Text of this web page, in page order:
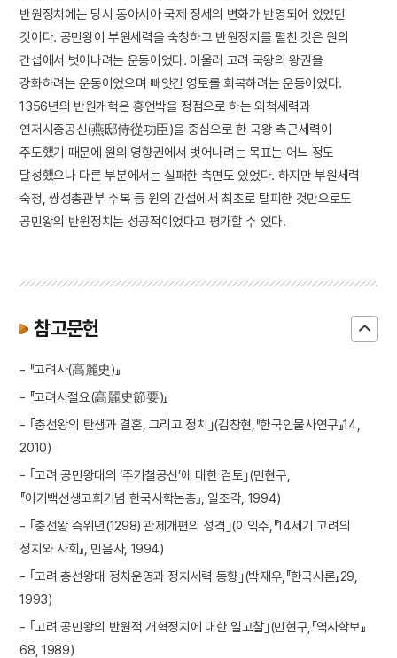
반원정치에는 당시 동아시아 국제 정세의 변화가 반영되어 있었던
것이다. 공민왕이 부원세력을 숙청하고 반원정치를 펼친 것은 원의
간섭에서 벗어나려는 운동이었다. 아울러 고려 국왕의 왕권을
강화하려는 운동이었으며 빼앗긴 영토를 회복하려는 운동이었다.
1356년의 반원개혁은 홍언박을 정점으로 하는 외척세력과
연저시종공신(燕邸侍從功臣)을 중심으로 한 국왕 측근세력이
주도했기 때문에 원의 영향권에서 벗어나려는 목표는 어느 정도
달성했으나 다른 부분에서는 실패한 측면도 있었다. 하지만 부원세력
숙청, 쌍성총관부 수복 등 원의 간섭에서 최초로 탈피한 것만으로도
공민왕의 반원정치는 성공적이었다고 평가할 수 있다.
참고문헌
- 『고려사(高麗史)』
- 『고려사절요(高麗史節要)』
- ｢충선왕의 탄생과 결혼, 그리고 정치｣(김창현,『한국인물사연구』14,
2010)
- ｢고려 공민왕대의 ‘주기철공신’에 대한 검토｣(민현구,
『이기백선생고희기념 한국사학논총』, 일조각, 1994)
- ｢충선왕 즉위년(1298) 관제개편의 성격｣(이익주,『14세기 고려의
정치와 사회』, 민음사, 1994)
- ｢고려 충선왕대 정치운영과 정치세력 동향｣(박재우,『한국사론』29,
1993)
- ｢고려 공민왕의 반원적 개혁정치에 대한 일고찰｣(민현구,『역사학보』
68, 1989)